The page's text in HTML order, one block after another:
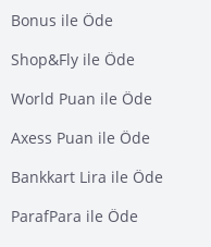
Bonus ile Öde
Shop&Fly ile Öde
World Puan ile Öde
Axess Puan ile Öde
Bankkart Lira ile Öde
ParafPara ile Öde